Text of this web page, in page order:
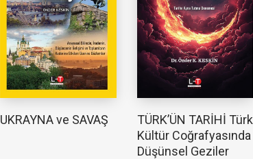
UKRAYNA ve SAVAŞ
TÜRK’ÜN TARİHİ Türk
Kültür Coğrafyasında
Düşünsel Geziler